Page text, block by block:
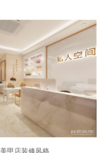
美甲店装修风格